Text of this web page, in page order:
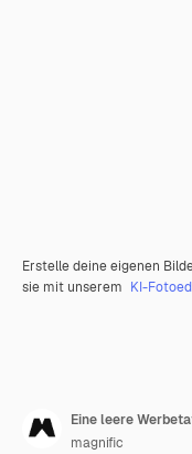
Erstelle deine eigenen
sie mit unserem KI-
Eine leere
magnific